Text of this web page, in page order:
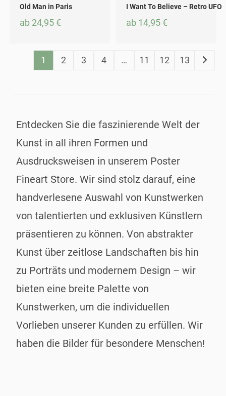
Old Man in Paris
ab 24,95 €
I Want To Believe – Retro UFO
ab 14,95 €
1 2 3 4 … 11 12 13
Entdecken Sie die faszinierende Welt der
Kunst in all ihren Formen und
Ausdrucksweisen in unserem Poster
Fineart Store. Wir sind stolz darauf, eine
handverlesene Auswahl von Kunstwerken
von talentierten und exklusiven Künstlern
präsentieren zu können. Von abstrakter
Kunst über zeitlose Landschaften bis hin
zu Porträts und modernem Design – wir
bieten eine breite Palette von
Kunstwerken, um die individuellen
Vorlieben unserer Kunden zu erfüllen. Wir
haben die Bilder für besondere Menschen!